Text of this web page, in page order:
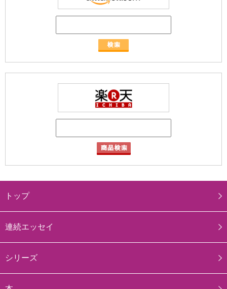
トップ
連続エッセイ
シリーズ